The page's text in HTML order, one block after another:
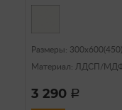
Размеры:
Материал: ЛДСП/
3 290 a